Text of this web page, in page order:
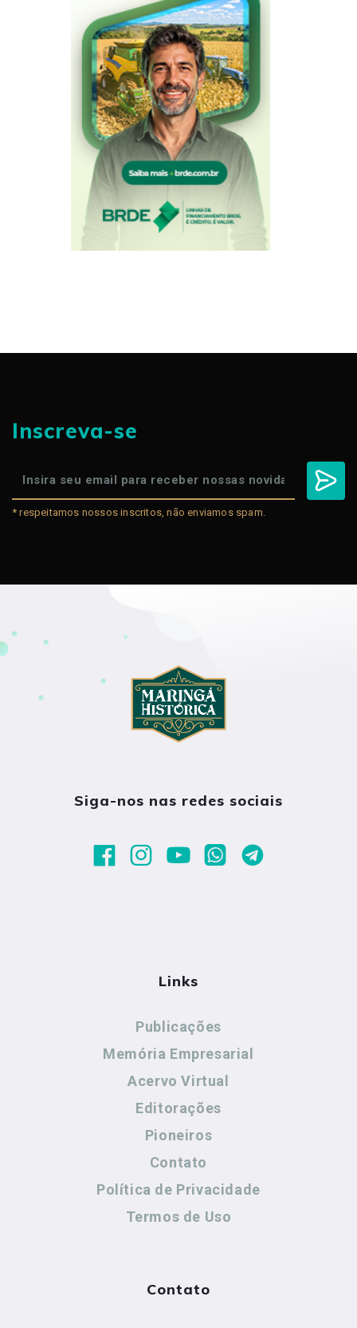
Inscreva-se
* respeitamos nossos inscritos, não enviamos spam.
Siga-nos nas redes sociais
Links
Publicações
Memória Empresarial
Acervo Virtual
Editorações
Pioneiros
Contato
Política de Privacidade
Termos de Uso
Contato